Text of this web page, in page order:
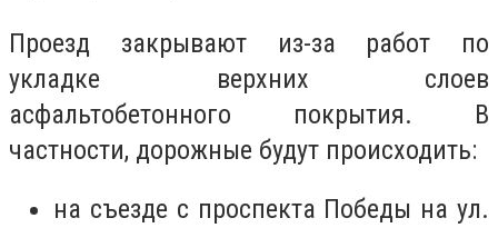
Проезд закрывают из-за работ по
укладке верхних слоев
асфальтобетонного покрытия. В
частности, дорожные будут происходить:
на съезде с проспекта Победы на ул.